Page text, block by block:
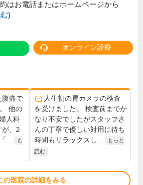
はお電話またはホームページから
)
オンライン診療
腹痛で
他の
人科
が、2
...
も
人生初の胃カメラの検査
を受けました。 検査前までか
なり不安でしたがスタッフさ
んの丁寧で優しい対用に待ち
時間もリラックスし...
もっと
読む
の医院の詳細をみる